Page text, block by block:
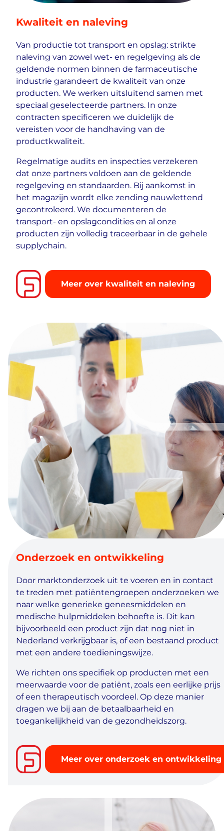
Kwaliteit en naleving
Van productie tot transport en opslag: strikte
naleving van zowel wet- en regelgeving als de
geldende normen binnen de farmaceutische
industrie garandeert de kwaliteit van onze
producten. We werken uitsluitend samen met
speciaal geselecteerde partners. In onze
contracten specificeren we duidelijk de
vereisten voor de handhaving van de
productkwaliteit.
Regelmatige audits en inspecties verzekeren
dat onze partners voldoen aan de geldende
regelgeving en standaarden. Bij aankomst in
het magazijn wordt elke zending nauwlettend
gecontroleerd. We documenteren de
transport- en opslagcondities en al onze
producten zijn volledig traceerbaar in de gehele
supplychain.
Meer over kwaliteit en naleving
Onderzoek en ontwikkeling
Door marktonderzoek uit te voeren en in contact
te treden met patiëntengroepen onderzoeken we
naar welke generieke geneesmiddelen en
medische hulpmiddelen behoefte is. Dit kan
bijvoorbeeld een product zijn dat nog niet in
Nederland verkrijgbaar is, of een bestaand product
met een andere toedieningswijze.
We richten ons specifiek op producten met een
meerwaarde voor de patiënt, zoals een eerlijke prijs
of een therapeutisch voordeel. Op deze manier
dragen we bij aan de betaalbaarheid en
toegankelijkheid van de gezondheidszorg.
Meer over onderzoek en ontwikkeling